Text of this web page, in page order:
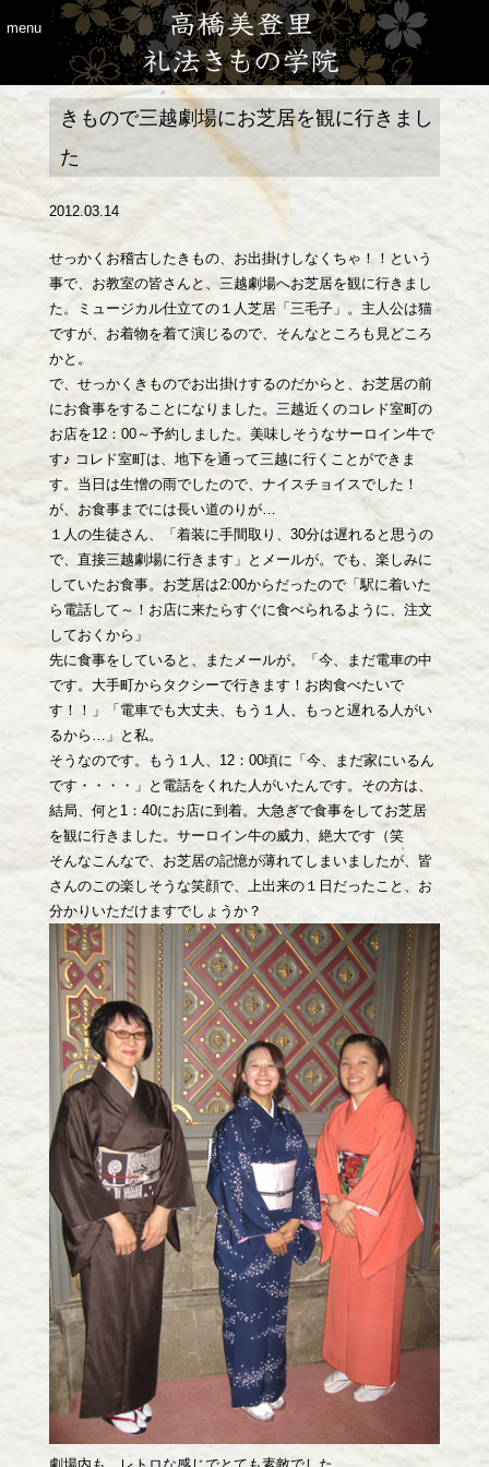
menu
きもので三越劇場にお芝居を観に行きまし
た
2012.03.14
せっかくお稽古したきもの、お出掛けしなくちゃ！！という
事で、お教室の皆さんと、三越劇場へお芝居を観に行きまし
た。ミュージカル仕立ての１人芝居「三毛子」。主人公は猫
ですが、お着物を着て演じるので、そんなところも見どころ
かと。
で、せっかくきものでお出掛けするのだからと、お芝居の前
にお食事をすることになりました。三越近くのコレド室町の
お店を12：00～予約しました。美味しそうなサーロイン牛で
す♪ コレド室町は、地下を通って三越に行くことができま
す。当日は生憎の雨でしたので、ナイスチョイスでした！
が、お食事までには長い道のりが…
１人の生徒さん、「着装に手間取り、30分は遅れると思うの
で、直接三越劇場に行きます」とメールが。でも、楽しみに
していたお食事。お芝居は2:00からだったので「駅に着いた
ら電話して～！お店に来たらすぐに食べられるように、注文
しておくから」
先に食事をしていると、またメールが。「今、まだ電車の中
です。大手町からタクシーで行きます！お肉食べたいで
す！！」「電車でも大丈夫、もう１人、もっと遅れる人がい
るから…」と私。
そうなのです。もう１人、12：00頃に「今、まだ家にいるん
です・・・・」と電話をくれた人がいたんです。その方は、
結局、何と1：40にお店に到着。大急ぎで食事をしてお芝居
を観に行きました。サーロイン牛の威力、絶大です（笑
そんなこんなで、お芝居の記憶が薄れてしまいましたが、皆
さんのこの楽しそうな笑顔で、上出来の１日だったこと、お
分かりいただけますでしょうか？